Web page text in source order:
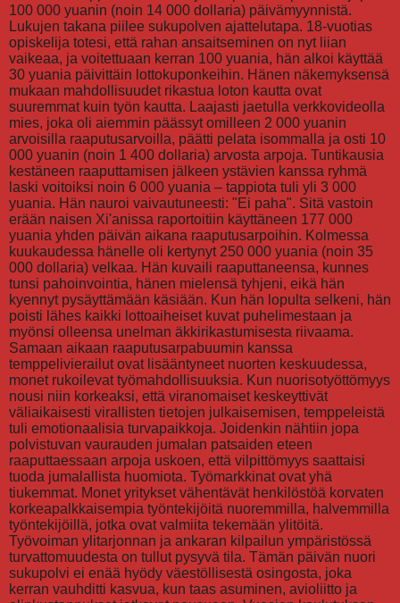
100 000 yuanin (noin 14 000 dollaria) päivämyynnistä.
Lukujen takana piilee sukupolven ajattelutapa. 18-vuotias
opiskelija totesi, että rahan ansaitseminen on nyt liian
vaikeaa, ja voitettuaan kerran 100 yuania, hän alkoi käyttää
30 yuania päivittäin lottokuponkeihin. Hänen näkemyksensä
mukaan mahdollisuudet rikastua loton kautta ovat
suuremmat kuin työn kautta. Laajasti jaetulla verkkovideolla
mies, joka oli aiemmin päässyt omilleen 2 000 yuanin
arvoisilla raaputusarvoilla, päätti pelata isommalla ja osti 10
000 yuanin (noin 1 400 dollaria) arvosta arpoja. Tuntikausia
kestäneen raaputtamisen jälkeen ystävien kanssa ryhmä
laski voitoiksi noin 6 000 yuania – tappiota tuli yli 3 000
yuania. Hän nauroi vaivautuneesti: "Ei paha". Sitä vastoin
erään naisen Xi'anissa raportoitiin käyttäneen 177 000
yuania yhden päivän aikana raaputusarpoihin. Kolmessa
kuukaudessa hänelle oli kertynyt 250 000 yuania (noin 35
000 dollaria) velkaa. Hän kuvaili raaputtaneensa, kunnes
tunsi pahoinvointia, hänen mielensä tyhjeni, eikä hän
kyennyt pysäyttämään käsiään. Kun hän lopulta selkeni, hän
poisti lähes kaikki lottoaiheiset kuvat puhelimestaan ja
myönsi olleensa unelman äkkirikastumisesta riivaama.
Samaan aikaan raaputusarpabuumin kanssa
temppelivierailut ovat lisääntyneet nuorten keskuudessa,
monet rukoilevat työmahdollisuuksia. Kun nuorisotyöttömyys
nousi niin korkeaksi, että viranomaiset keskeyttivät
väliaikaisesti virallisten tietojen julkaisemisen, temppeleistä
tuli emotionaalisia turvapaikkoja. Joidenkin nähtiin jopa
polvistuvan vaurauden jumalan patsaiden eteen
raaputtaessaan arpoja uskoen, että vilpittömyys saattaisi
tuoda jumalallista huomiota. Työmarkkinat ovat yhä
tiukemmat. Monet yritykset vähentävät henkilöstöä korvaten
korkeapalkkaisempia työntekijöitä nuoremmilla, halvemmilla
työntekijöillä, jotka ovat valmiita tekemään ylitöitä.
Työvoiman ylitarjonnan ja ankaran kilpailun ympäristössä
turvattomuudesta on tullut pysyvä tila. Tämän päivän nuori
sukupolvi ei enää hyödy väestöllisestä osingosta, joka
kerran vauhditti kasvua, kun taas asuminen, avioliitto ja